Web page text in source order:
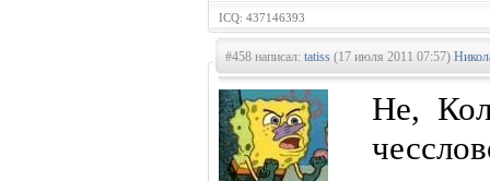
ICQ: 437146393
#458 написал: tatiss (17 июля 2011 07:57)
Не,